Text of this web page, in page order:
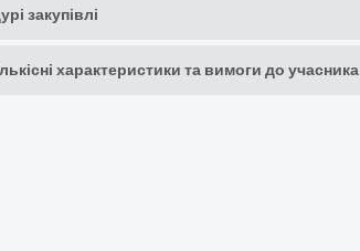
закупівлі
характеристики та вимоги до учасника